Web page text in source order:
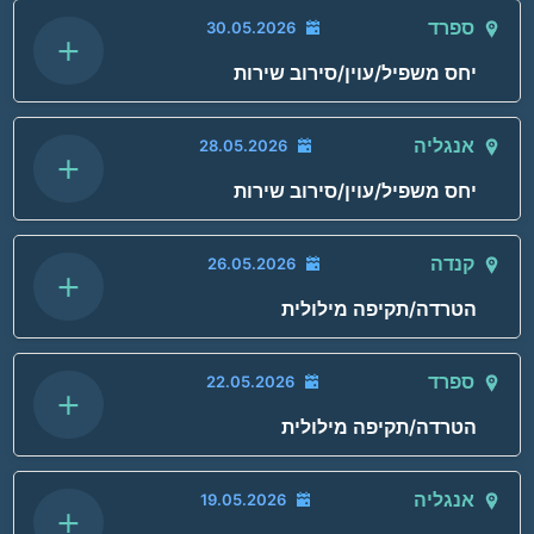
פרטי האירוע:
שם המקום או האדם:
פרטי האירוע:
מסגרת האירוע:
סוג האירוע:
שם המקום או האדם:
פרטי האירוע:
כתובת:
מסגרת האירוע:
סוג האירוע:
שם המקום או האדם:
פרטי האירוע:
כתובת:
מסגרת האירוע:
סוג האירוע:
שם המקום או האדם:
מדינת האירוע:
כתובת:
מסגרת האירוע:
סוג האירוע:
מדינת האירוע:
כתובת:
מסגרת האירוע:
ספרד 30.05.2026
יחס משפיל/עוין/סירוב שירות +
תאריך האירוע:
מדינת האירוע:
כתובת:
אנגליה 28.05.2026
יחס משפיל/עוין/סירוב שירות +
תאריך האירוע:
מדינת האירוע:
קנדה 26.05.2026
הטרדה/תקיפה מילולית +
תאריך האירוע:
ספרד 22.05.2026
הטרדה/תקיפה מילולית +
תאריך האירוע:
אנגליה 19.05.2026
+